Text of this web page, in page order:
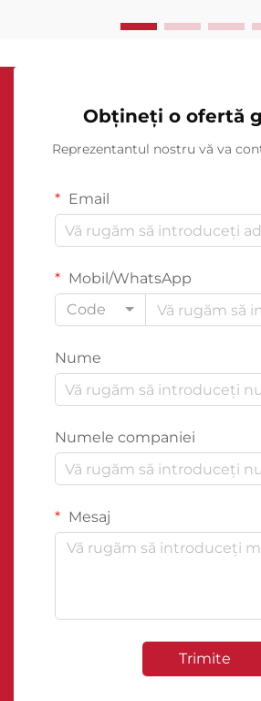
Obțineți o ofertă
Reprezentantul nostru vă va
Email
Mobil/WhatsApp
Code
Nume
Numele companiei
Mesaj
Trimite